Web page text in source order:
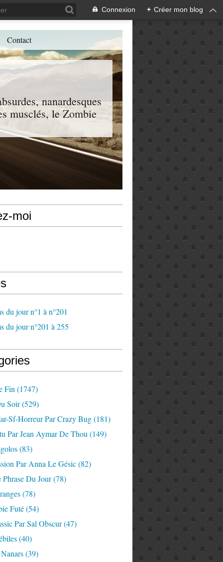
Connexion + Créer mon blog
nanardesques
musclés, le Zombie
Contact
moi
du jour n°1 à n°201
du jour n°201 à 255
Fin (1747)
Soir(529)
Sf-Horreur Par Crazy Bug(181)
Par Jean Aymar De Thou (149)
(83)
Par Anna Le Gésic(82)
Phrase Du Jour(78)
(78)
Futé(54)
Par Sal Obscur(47)
(40)
(39)